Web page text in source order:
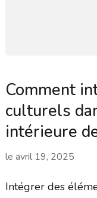
Comment
culturels
intérieure
le avril 19, 2025
Intégrer des